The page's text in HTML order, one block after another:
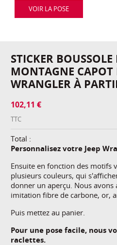
VOIR LA POSE
STICKER BOUSSOLE
MONTAGNE CAPOT
WRANGLER À
102,11 €
TTC
Total :
Personnalisez votre Jeep
Ensuite en fonction des motifs
plusieurs couleurs, qui
donner un aperçu. Nous avons
imitation fibre de carbone, or,
Puis mettez au panier.
Pour une pose facile, nous
raclettes.